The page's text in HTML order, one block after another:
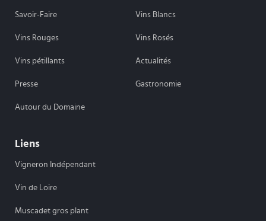
Savoir-Faire Vins Blancs
Vins Rouges Vins Rosés
Vins pétillants Actualités
Presse Gastronomie
Autour du Domaine
Liens
Vigneron Indépendant
Vin de Loire
Muscadet gros plant